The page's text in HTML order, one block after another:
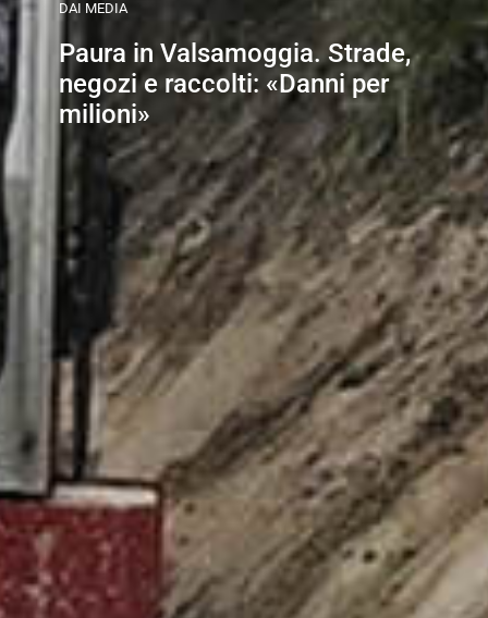
DAI MEDIA
Paura in Valsamoggia. Strade,
negozi e raccolti: «Danni per
milioni»